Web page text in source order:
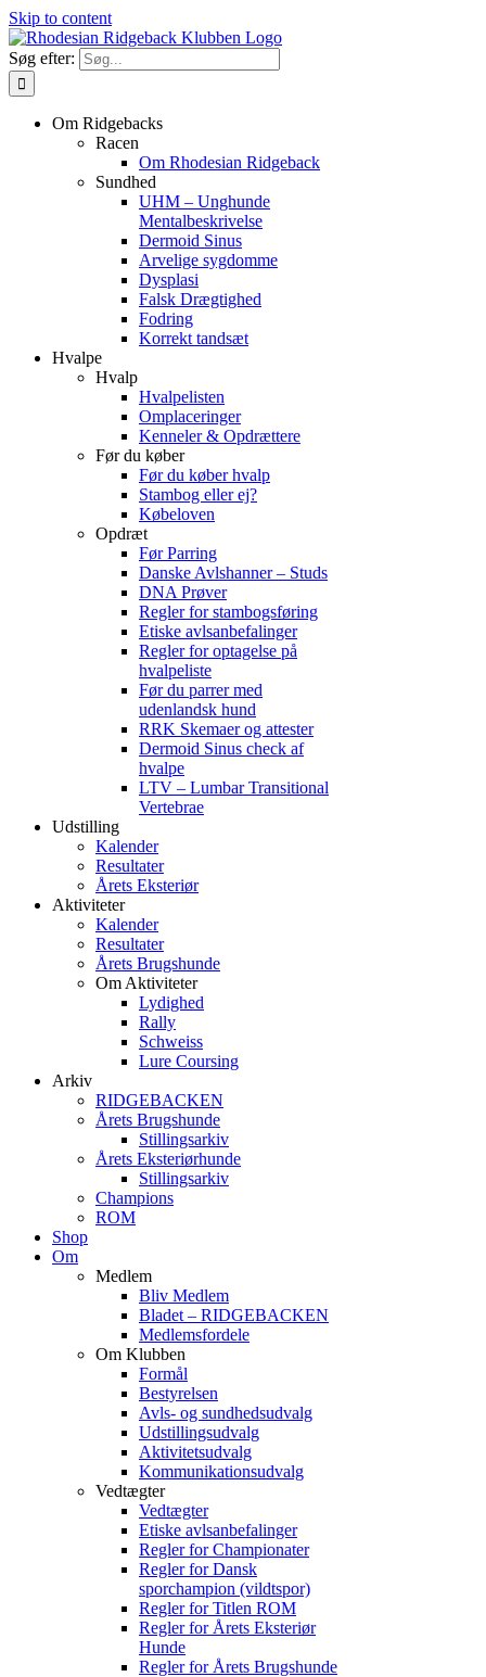
Skip to content
Søg efter:
Om Ridgebacks
Racen
Om Rhodesian Ridgeback
Sundhed
UHM – Unghunde
Mentalbeskrivelse
Dermoid Sinus
Arvelige sygdomme
Dysplasi
Falsk Drægtighed
Fodring
Korrekt tandsæt
Hvalpe
Hvalp
Hvalpelisten
Omplaceringer
Kenneler & Opdrættere
Før du køber
Før du køber hvalp
Stambog eller ej?
Købeloven
Opdræt
Før Parring
Danske Avlshanner – Studs
DNA Prøver
Regler for stambogsføring
Etiske avlsanbefalinger
Regler for optagelse på
hvalpeliste
Før du parrer med
udenlandsk hund
RRK Skemaer og attester
Dermoid Sinus check af
hvalpe
LTV – Lumbar Transitional
Vertebrae
Udstilling
Kalender
Resultater
Årets Eksteriør
Aktiviteter
Kalender
Resultater
Årets Brugshunde
Om Aktiviteter
Lydighed
Rally
Schweiss
Lure Coursing
Arkiv
RIDGEBACKEN
Årets Brugshunde
Stillingsarkiv
Årets Eksteriørhunde
Stillingsarkiv
Champions
ROM
Shop
Om
Medlem
Bliv Medlem
Bladet – RIDGEBACKEN
Medlemsfordele
Om Klubben
Formål
Bestyrelsen
Avls- og sundhedsudvalg
Udstillingsudvalg
Aktivitetsudvalg
Kommunikationsudvalg
Vedtægter
Vedtægter
Etiske avlsanbefalinger
Regler for Championater
Regler for Dansk
sporchampion (vildtspor)
Regler for Titlen ROM
Regler for Årets Eksteriør
Hunde
Regler for Årets Brugshunde